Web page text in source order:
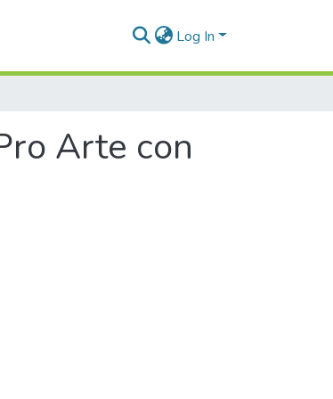
Log In
Arte con